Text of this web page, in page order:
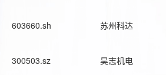
603660.sh 苏州科达
300503.sz 昊志机电